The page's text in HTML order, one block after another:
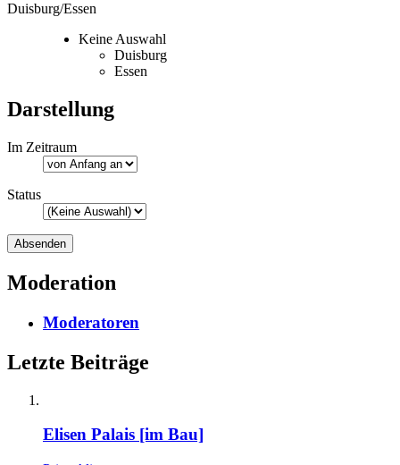
Duisburg/Essen
Keine Auswahl
Duisburg
Essen
Darstellung
Im Zeitraum
Status
Moderation
Moderatoren
Letzte Beiträge
Elisen Palais [im Bau]